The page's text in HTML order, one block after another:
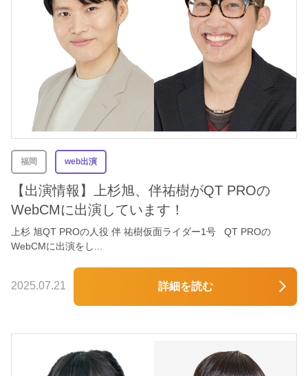
福岡 web出演
【出演情報】上杉旭、伴祐樹がQT PROの
WebCMに出演しています！
上杉 旭QT PROの人役 伴 祐樹仮面ライダー1号 QT PROの
WebCMに出演をし...
2025.07.21 詳細を読む